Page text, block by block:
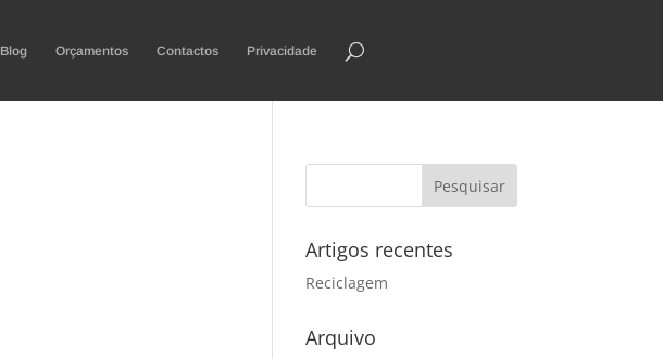
Blog Orçamentos Contactos Privacidade
Artigos recentes
Reciclagem
Arquivo